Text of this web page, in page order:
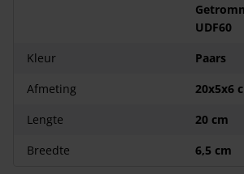
UDF60
Kleur
Paars
Afmeting
20x5x6
Lengte
20 cm
Breedte
6,5 cm